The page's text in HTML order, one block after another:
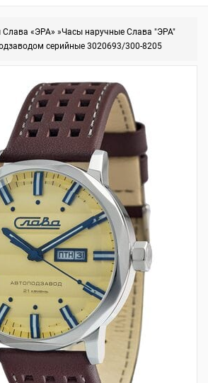
Слава «ЭРА» »Часы наручные Слава "ЭРА"
серийные 3020693/300-8205